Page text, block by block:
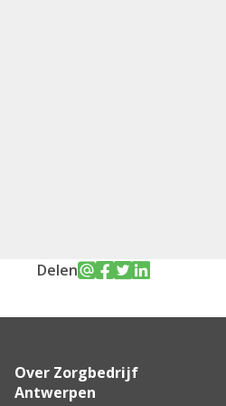
Delen
Over Zorgbedrijf
Antwerpen